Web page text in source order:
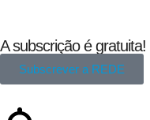
A subscrição é gratuita!
Subscrever a REDE